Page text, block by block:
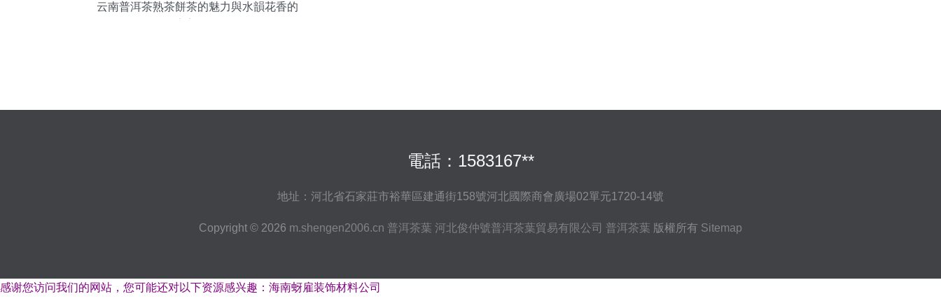
云南普洱茶熟茶餅茶的魅力與水韻花香的
電話：1583167**
地址：河北省石家莊市裕華區建通街158號河北國際商會廣場02單元1720-14號
Copyright © 2026 m.shengen2006.cn 普洱茶葉 河北俊仲號普洱茶葉貿易有限公司 普洱茶葉 版權所有 Sitemap
感谢您访问我们的网站，您可能还对以下资源感兴趣：海南蚜雇装饰材料公司